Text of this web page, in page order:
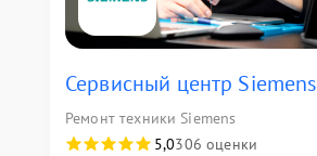
Сервисный центр Siemens
Ремонт техники Siemens
5,0306 оценки